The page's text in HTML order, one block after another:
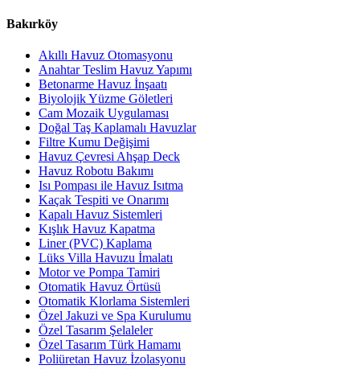
Bakırköy
Akıllı Havuz Otomasyonu
Anahtar Teslim Havuz Yapımı
Betonarme Havuz İnşaatı
Biyolojik Yüzme Göletleri
Cam Mozaik Uygulaması
Doğal Taş Kaplamalı Havuzlar
Filtre Kumu Değişimi
Havuz Çevresi Ahşap Deck
Havuz Robotu Bakımı
Isı Pompası ile Havuz Isıtma
Kaçak Tespiti ve Onarımı
Kapalı Havuz Sistemleri
Kışlık Havuz Kapatma
Liner (PVC) Kaplama
Lüks Villa Havuzu İmalatı
Motor ve Pompa Tamiri
Otomatik Havuz Örtüsü
Otomatik Klorlama Sistemleri
Özel Jakuzi ve Spa Kurulumu
Özel Tasarım Şelaleler
Özel Tasarım Türk Hamamı
Poliüretan Havuz İzolasyonu